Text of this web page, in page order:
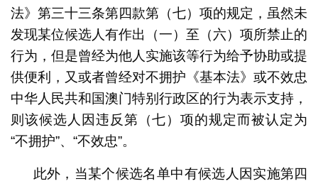
法》第三十三条第四款第（七）项的规定，虽然未
发现某位候选人有作出（一）至（六）项所禁止的
行为，但是曾经为他人实施该等行为给予协助或提
供便利，又或者曾经对不拥护 《基本法》或不效忠
中华人民共和国澳门特别行政区的行为表示支持，
则该候选人因违反第（七）项的规定而被认定为
“不拥护”、“不效忠”。
此外，当某个候选名单中有候选人因实施第四